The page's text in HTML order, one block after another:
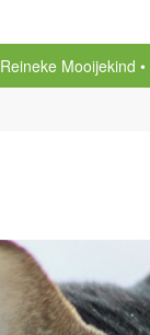
Reineke Mooijekind